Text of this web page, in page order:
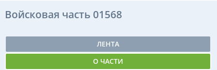
Войсковая часть 01568
ЛЕНТА
О ЧАСТИ